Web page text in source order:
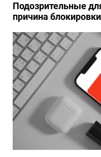
Подозрительные
причина блокировки